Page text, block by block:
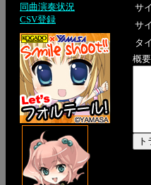
同曲演奏状況
CSV登録
サ
サ
タ
概